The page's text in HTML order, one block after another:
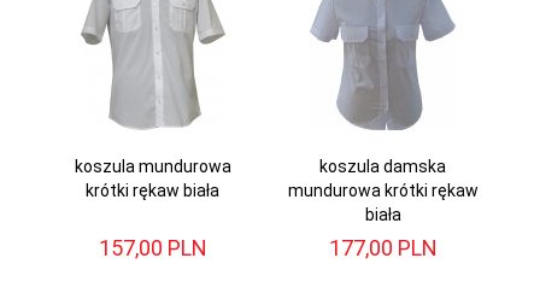
koszula mundurowa
krótki rękaw biała
157,00 PLN
koszula damska
mundurowa krótki rękaw
biała
177,00 PLN